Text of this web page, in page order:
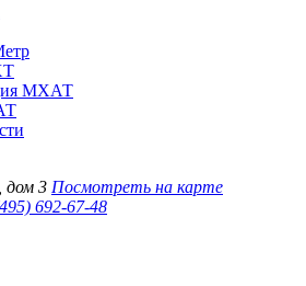
МХАТ
дом 3 Посмотреть на карте
692-67-48‬